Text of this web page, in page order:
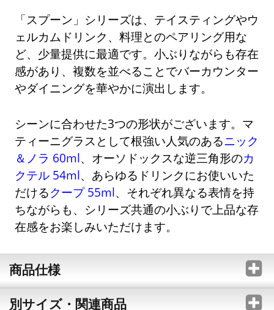
「スプーン」シリーズは、テイスティングやウ
ェルカムドリンク、料理とのペアリング用な
ど、少量提供に最適です。小ぶりながらも存在
感があり、複数を並べることでバーカウンター
やダイニングを華やかに演出します。
シーンに合わせた3つの形状がございます。マ
ティーニグラスとして根強い人気のあるニック
＆ノラ 60ml、オーソドックスな逆三角形のカ
クテル 54ml、あらゆるドリンクにお使いいた
だけるクープ 55ml、それぞれ異なる表情を持
ちながらも、シリーズ共通の小ぶりで上品な存
在感をお楽しみいただけます。
商品仕様
別サイズ・関連商品